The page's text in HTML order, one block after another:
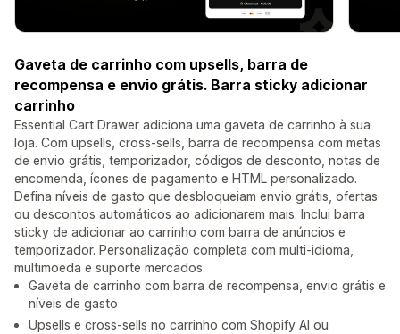
Gaveta de carrinho com upsells, barra de
recompensa e envio grátis. Barra sticky adicionar
carrinho
Essential Cart Drawer adiciona uma gaveta de carrinho à sua
loja. Com upsells, cross-sells, barra de recompensa com metas
de envio grátis, temporizador, códigos de desconto, notas de
encomenda, ícones de pagamento e HTML personalizado.
Defina níveis de gasto que desbloqueiam envio grátis, ofertas
ou descontos automáticos ao adicionarem mais. Inclui barra
sticky de adicionar ao carrinho com barra de anúncios e
temporizador. Personalização completa com multi-idioma,
multimoeda e suporte mercados.
Gaveta de carrinho com barra de recompensa, envio grátis e
níveis de gasto
Upsells e cross-sells no carrinho com Shopify AI ou